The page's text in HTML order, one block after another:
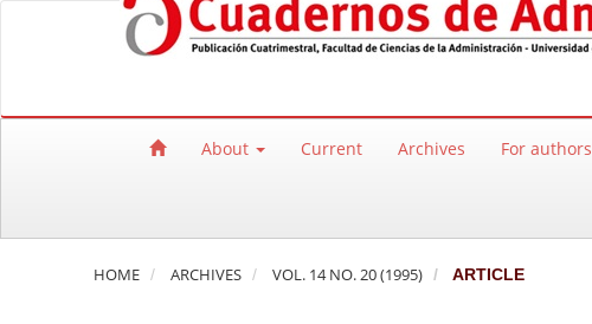
Quick jump to page content
Main Navigation
About Current Archives For authors
HOME ARCHIVES VOL. 14 NO. 20 (1995) ARTICLE